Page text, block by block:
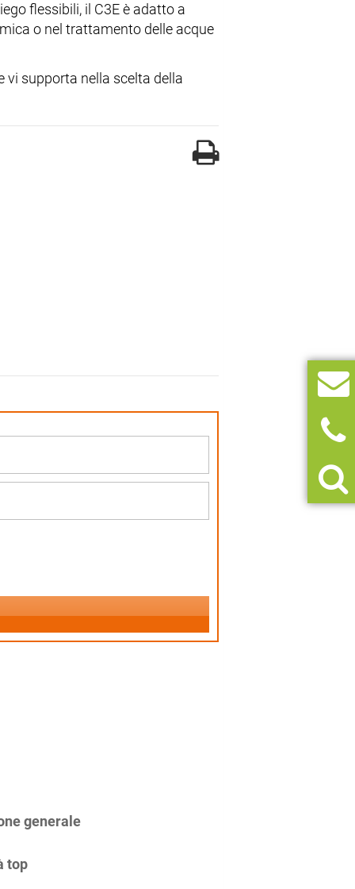
flessibili, il C3E è adatto a
o nel trattamento delle acque
vi supporta nella scelta della
generale
top